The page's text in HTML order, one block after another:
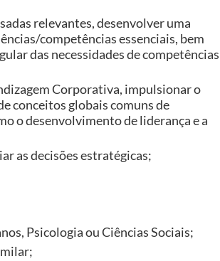
relevantes, desenvolver uma
competências essenciais, bem
das necessidades de competências
Corporativa, impulsionar o
conceitos globais comuns de
o desenvolvimento de liderança e a
as decisões estratégicas;
Psicologia ou Ciências Sociais;